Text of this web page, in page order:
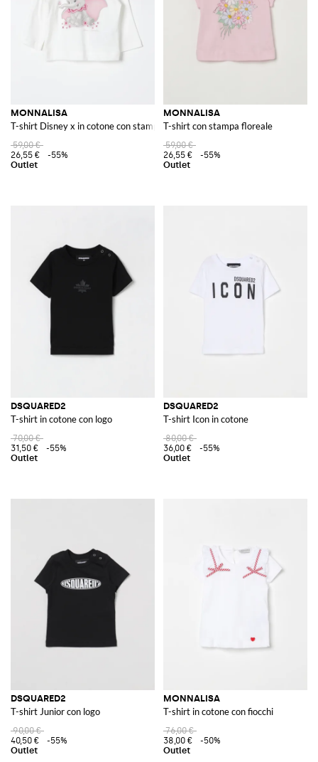
MONNALISA
T-shirt Disney x in cotone con stampa
59,00 €
26,55 €
-55%
MONNALISA
T-shirt con stampa floreale
59,00 €
26,55 €
-55%
DSQUARED2
T-shirt in cotone con logo
70,00 €
31,50 €
-55%
DSQUARED2
T-shirt Icon in cotone
80,00 €
36,00 €
-55%
DSQUARED2
T-shirt Junior con logo
90,00 €
40,50 €
-55%
MONNALISA
T-shirt in cotone con fiocchi
76,00 €
38,00 €
-50%